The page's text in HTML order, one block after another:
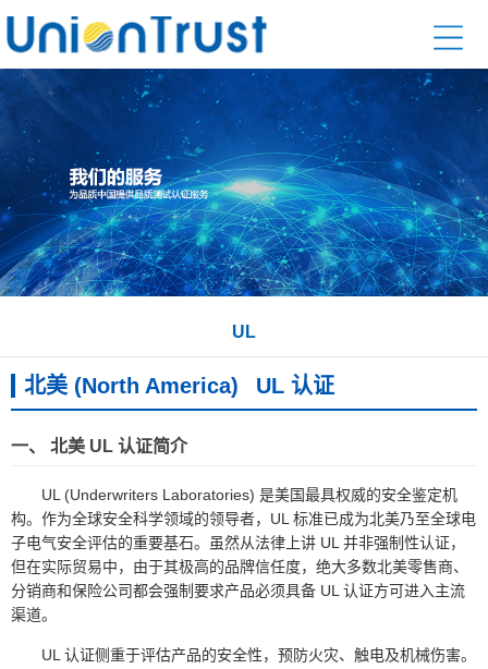
UL
北美 (North America) UL 认证
一、 北美 UL 认证简介
UL (Underwriters Laboratories) 是美国最具权威的安全鉴定机
构。作为全球安全科学领域的领导者，UL 标准已成为北美乃至全球电
子电气安全评估的重要基石。虽然从法律上讲 UL 并非强制性认证，
但在实际贸易中，由于其极高的品牌信任度，绝大多数北美零售商、
分销商和保险公司都会强制要求产品必须具备 UL 认证方可进入主流
渠道。
UL 认证侧重于评估产品的安全性，预防火灾、触电及机械伤害。